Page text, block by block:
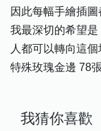
因此每幅手繪插圖
我最深切的希望
人都可以轉向這個
特殊玫瑰金邊 78
我猜你喜歡